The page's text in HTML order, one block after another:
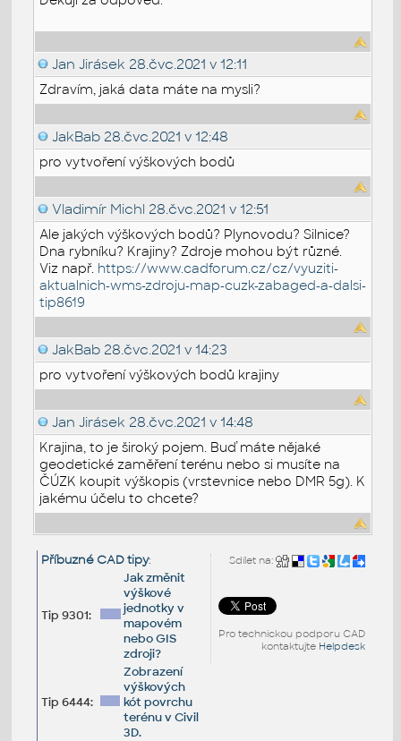
Jan Jirásek 28.čvc.2021 v 12:11
Zdravím, jaká data máte na mysli?
JakBab 28.čvc.2021 v 12:48
pro vytvoření výškových bodů
Vladimír Michl 28.čvc.2021 v 12:51
Ale jakých výškových bodů? Plynovodu? Silnice?
Dna rybníku? Krajiny? Zdroje mohou být různé.
Viz např. https://www.cadforum.cz/cz/vyuziti-
aktualnich-wms-zdroju-map-cuzk-zabaged-a-dalsi-
tip8619
JakBab 28.čvc.2021 v 14:23
pro vytvoření výškových bodů krajiny
Jan Jirásek 28.čvc.2021 v 14:48
Krajina, to je široký pojem. Buď máte nějaké
geodetické zaměření terénu nebo si musíte na
ČÚZK koupit výškopis (vrstevnice nebo DMR 5g). K
jakému účelu to chcete?
Sdílet na:
Pro technickou podporu CAD
kontaktujte Helpdesk
Příbuzné CAD tipy:
Tip 9301:
Jak změnit
výškové
jednotky v
mapovém
nebo GIS
zdroji?
Tip 6444:
Zobrazení
výškových
kót povrchu
terénu v Civil
3D.